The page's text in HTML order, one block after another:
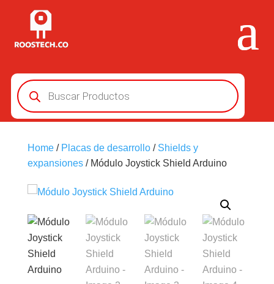
Búsqueda
de
productos
Home/ Placas de desarrollo/ Shields y
expansiones/ Módulo Joystick Shield Arduino